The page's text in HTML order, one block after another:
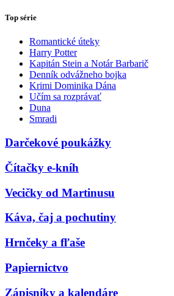
Top série
Romantické úteky
Harry Potter
Kapitán Stein a Notár Barbarič
Denník odvážneho bojka
Krimi Dominika Dána
Učím sa rozprávať
Duna
Smradi
Darčekové poukážky
Čítačky e-kníh
Vecičky od Martinusu
Káva, čaj a pochutiny
Hrnčeky a fľaše
Papiernictvo
Zápisníky a kalendáre